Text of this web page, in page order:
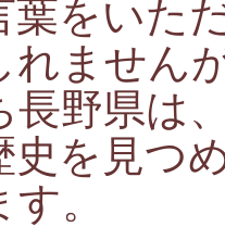
葉をいた
れません
長野県は
史を見つ
。